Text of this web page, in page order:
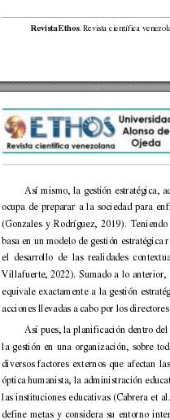
Revista Ethos. Revista científica
Así mismo, la gestión estratégica,
ocupa de preparar a la sociedad para
(Gonzales y Rodríguez, 2019). Teniendo
basa en un modelo de gestión estratégica
el desarrollo de las realidades
Villafuerte, 2022). Sumado a lo anterior,
equivale exactamente a la gestión
acciones llevadas a cabo por los
Así pues, la planificación dentro del
la gestión en una organización, sobre
diversos factores externos que afectan
óptica humanista, la administración
las instituciones educativas (Cabrera et
define metas y considera su entorno